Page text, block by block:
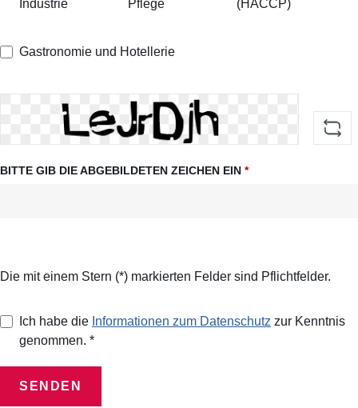
Industrie Pflege (HACCP)
Gastronomie und Hotellerie
BITTE GIB DIE ABGEBILDETEN ZEICHEN EIN *
Die mit einem Stern (*) markierten Felder sind Pflichtfelder.
Ich habe die Informationen zum Datenschutz zur Kenntnis
genommen. *
SENDEN